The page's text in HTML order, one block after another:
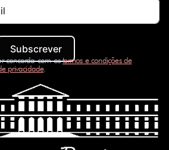
Subscrever
concorda com ostermos e condições de
privacidade.